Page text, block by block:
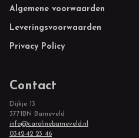
Footer
Algemene voorwaarden
Leveringsvoorwaarden
Privacy Policy
Contact
Dijkje 13
3771BN Barneveld
info@carolinebarneveld.nl
0342-42 23 46